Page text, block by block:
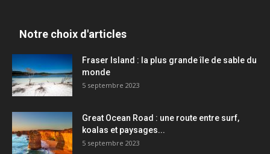
Notre choix d'articles
Fraser Island : la plus grande île de sable du
monde
5 septembre 2023
Great Ocean Road : une route entre surf,
koalas et paysages...
5 septembre 2023